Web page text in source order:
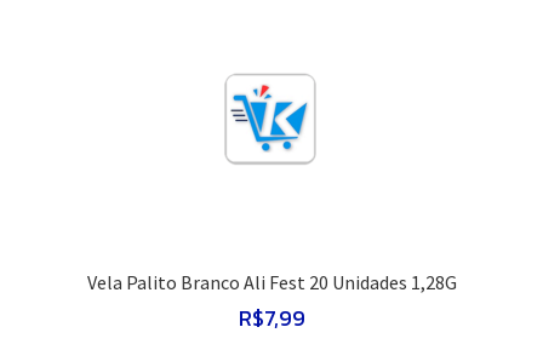
Vela Palito Branco Ali Fest 20 Unidades 1,28G
R$7,99